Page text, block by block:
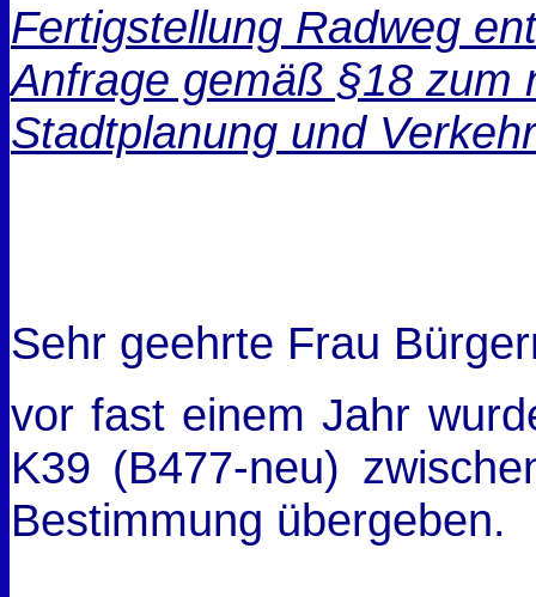
Fertigstellung Radweg
Anfrage gemäß §18 zum
Stadtplanung und
Sehr geehrte Frau
vor fast einem Jahr
K39 (B477-neu)
Bestimmung übergeben.